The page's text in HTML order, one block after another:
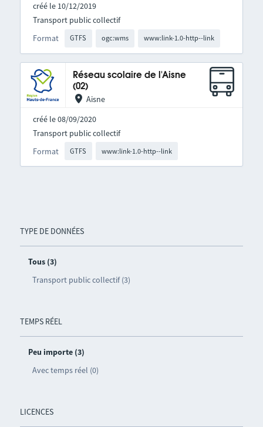
TYPE DE DONNÉES
Tous (3)
Transport public collectif (3)
TEMPS RÉEL
Peu importe (3)
Avec temps réel (0)
LICENCES
créé le 10/12/2019
Format GTFS ogc:wms www:link-1.0-http--link
Transport public collectif
Réseau scolaire de l'Aisne
(02)
Aisne
créé le 08/09/2020
Format GTFS www:link-1.0-http--link
Transport public collectif